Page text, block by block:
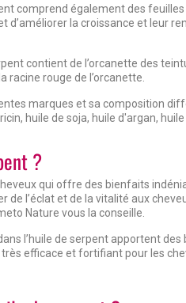
comprend également des
d’améliorer la croissance et leur
contient de l’orcanette des
racine rouge de l’orcanette.
marques et sa composition
huile de soja, huile d'argan,
?
qui offre des bienfaits
de l’éclat et de la vitalité aux
Nature vous la conseille.
l’huile de serpent apportent
très efficace et fortifiant pour les